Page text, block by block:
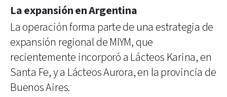
La expansión en Argentina
La operación forma parte de una estrategia de
expansión regional de MIYM, que
recientemente incorporó a Lácteos Karina, en
Santa Fe, y a Lácteos Aurora, en la provincia de
Buenos Aires.